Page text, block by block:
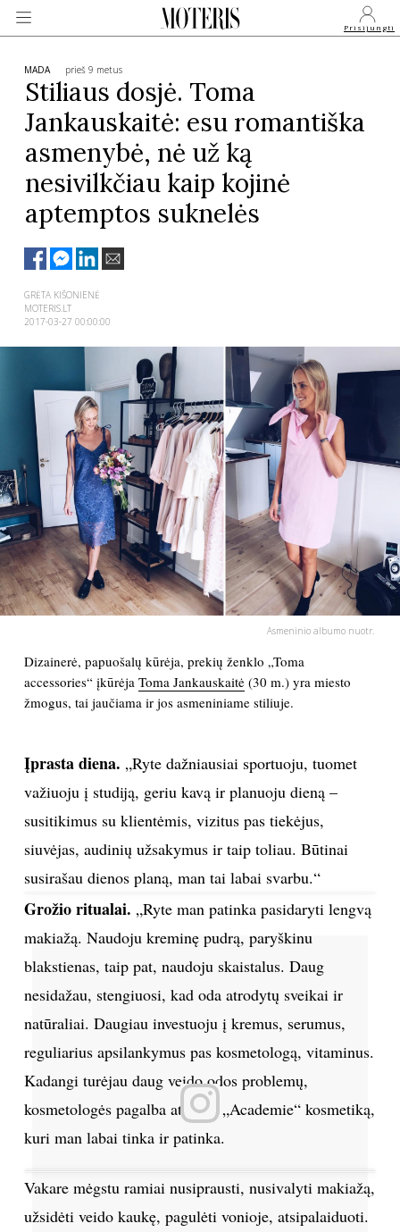
Prisijungti
VEIDAI
MONARCHIJA
MADA
SVEIKATA
APIE MANE
PSICHOLOGIJA
HOROSKOPAI
ASTROLOGIJA
POLITIKA
LAISVALAIKIS
TEATRAS
SPORTAS
FOTOGRAFIJA
ORAI
ĮDOMYBĖS
ISTORIJA
KNYGOS
MADA prieš 9 metus
Stiliaus dosjė. Toma
Jankauskaitė: esu romantiška
asmenybė, nė už ką
nesivilkčiau kaip kojinė
aptemptos suknelės
GRĖTA KIŠONIENĖ
MOTERIS.LT
2017-03-27 00:00:00
Asmeninio albumo nuotr.
Dizainerė, papuošalų kūrėja, prekių ženklo „Toma
accessories“ įkūrėja Toma Jankauskaitė(30 m.) yra miesto
žmogus, tai jaučiama ir jos asmeniniame stiliuje.
Įprasta diena. „Ryte dažniausiai sportuoju, tuomet
važiuoju į studiją, geriu kavą ir planuoju dieną –
susitikimus su klientėmis, vizitus pas tiekėjus,
siuvėjas, audinių užsakymus ir taip toliau. Būtinai
susirašau dienos planą, man tai labai svarbu.“
Grožio ritualai. „Ryte man patinka pasidaryti lengvą
makiažą. Naudoju kreminę pudrą, paryškinu
blakstienas, taip pat, naudoju skaistalus. Daug
nesidažau, stengiuosi, kad oda atrodytų sveikai ir
natūraliai. Daugiau investuoju į kremus, serumus,
reguliarius apsilankymus pas kosmetologą, vitaminus.
Kadangi turėjau daug veido odos problemų,
kosmetologės pagalba atradau „Academie“ kosmetiką,
kuri man labai tinka ir patinka.
Vakare mėgstu ramiai nusiprausti, nusivalyti makiažą,
užsidėti veido kaukę, pagulėti vonioje, atsipalaiduoti.